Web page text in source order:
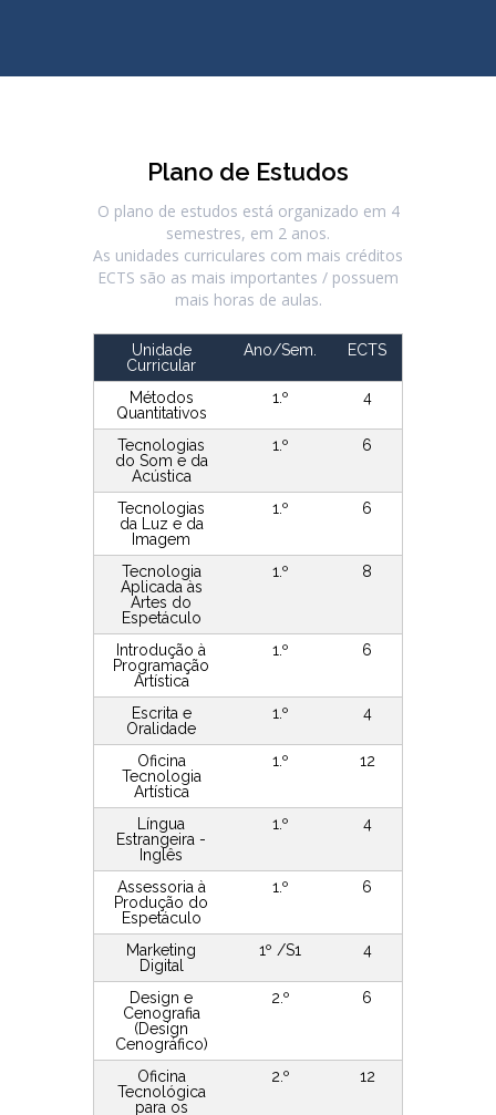
Plano de Estudos
O plano de estudos está organizado em 4
semestres, em 2 anos.
As unidades curriculares com mais créditos
ECTS são as mais importantes / possuem
mais horas de aulas.
Unidade
Curricular
Ano/Sem. ECTS
Métodos
Quantitativos
1.º 4
Tecnologias
do Som e da
Acústica
1.º 6
Tecnologias
da Luz e da
Imagem
1.º 6
Tecnologia
Aplicada às
Artes do
Espetáculo
1.º 8
Introdução à
Programação
Artística
1.º 6
Escrita e
Oralidade
1.º 4
Oficina
Tecnologia
Artística
1.º 12
Língua
Estrangeira -
Inglês
1.º 4
Assessoria à
Produção do
Espetáculo
1.º 6
Marketing
Digital
1º /S1 4
Design e
Cenografia
(Design
Cenográfico)
2.º 6
Oficina
Tecnológica
para os
2.º 12